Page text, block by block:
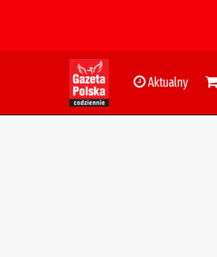
Aktualny